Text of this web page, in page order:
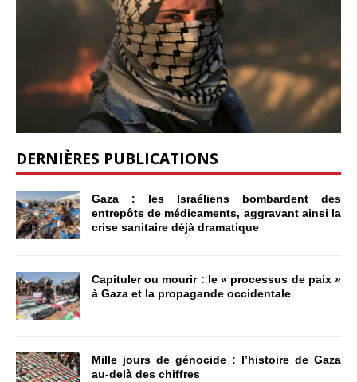
DERNIÈRES PUBLICATIONS
Gaza : les Israéliens bombardent des
entrepôts de médicaments, aggravant ainsi la
crise sanitaire déjà dramatique
Capituler ou mourir : le « processus de paix »
à Gaza et la propagande occidentale
Mille jours de génocide : l’histoire de Gaza
au-delà des chiffres